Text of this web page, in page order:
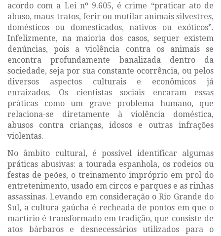
acordo com a Lei nº 9.605, é crime “praticar ato de
abuso, maus-tratos, ferir ou mutilar animais silvestres,
domésticos ou domesticados, nativos ou exóticos”.
Infelizmente, na maioria dos casos, sequer existem
denúncias, pois a violência contra os animais se
encontra profundamente banalizada dentro da
sociedade, seja por sua constante ocorrência, ou pelos
diversos aspectos culturais e econômicos já
enraizados. Os cientistas sociais encaram essas
práticas como um grave problema humano, que
relaciona-se diretamente à violência doméstica,
abusos contra crianças, idosos e outras infrações
violentas.
No âmbito cultural, é possível identificar algumas
práticas abusivas: a tourada espanhola, os rodeios ou
festas de peões, o treinamento impróprio em prol do
entretenimento, usado em circos e parques e as rinhas
assassinas. Levando em consideração o Rio Grande do
Sul, a cultura gaúcha é recheada de pontos em que o
martírio é transformado em tradição, que consiste de
atos bárbaros e desnecessários utilizados para o